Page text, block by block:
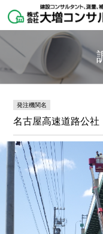
発注機関名
名古屋高速道路公社